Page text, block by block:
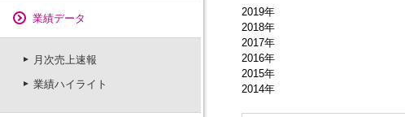
2019年
2018年
2017年
2016年
2015年
2014年
業績データ
月次売上速報
業績ハイライト